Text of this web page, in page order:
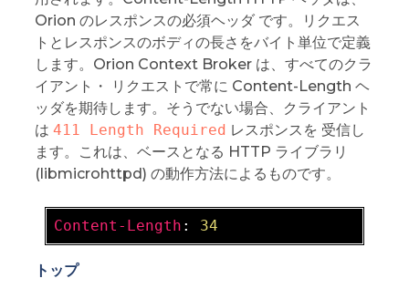
Orion のレスポンスの必須ヘッダ です。リクエス
トとレスポンスのボディの長さをバイト単位で定義
します。Orion Context Broker は、すべてのクラ
イアント・ リクエストで常に Content-Length ヘ
ッダを期待します。そうでない場合、クライアント
は 411 Length Required レスポンスを 受信し
ます。これは、ベースとなる HTTP ライブラリ
(libmicrohttpd) の動作方法によるものです。
Content-Length : 34
トップ